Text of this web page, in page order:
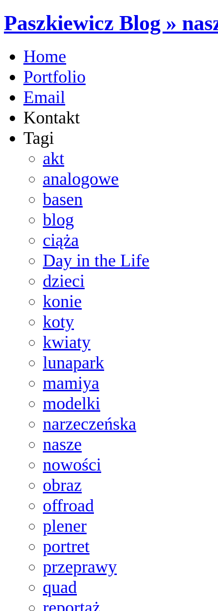
Paszkiewicz Blog »
Home
Portfolio
Email
Kontakt
Tagi
akt
analogowe
basen
blog
ciąża
Day in the Life
dzieci
konie
koty
kwiaty
lunapark
mamiya
modelki
narzeczeńska
nasze
nowości
obraz
offroad
plener
portret
przeprawy
quad